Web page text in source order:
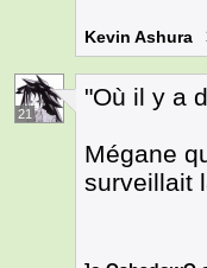
Kevin Ashura
21
"Où il y a
Mégane
surveillait